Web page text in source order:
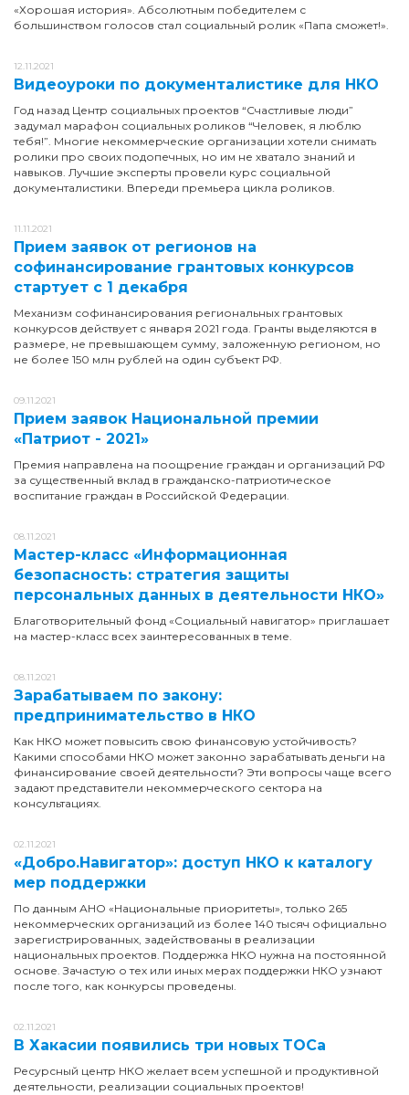
«Хорошая история». Абсолютным победителем с
большинством голосов стал социальный ролик «Папа сможет!».
12.11.2021
Видеоуроки по документалистике для НКО
Год назад Центр социальных проектов “Счастливые люди”
задумал марафон социальных роликов “Человек, я люблю
тебя!”. Многие некоммерческие организации хотели снимать
ролики про своих подопечных, но им не хватало знаний и
навыков. Лучшие эксперты провели курс социальной
документалистики. Впереди премьера цикла роликов.
11.11.2021
Прием заявок от регионов на
софинансирование грантовых конкурсов
стартует с 1 декабря
Механизм софинансирования региональных грантовых
конкурсов действует с января 2021 года. Гранты выделяются в
размере, не превышающем сумму, заложенную регионом, но
не более 150 млн рублей на один субъект РФ.
09.11.2021
Прием заявок Национальной премии
«Патриот - 2021»
Премия направлена на поощрение граждан и организаций РФ
за существенный вклад в гражданско-патриотическое
воспитание граждан в Российской Федерации.
08.11.2021
Мастер-класс «Информационная
безопасность: стратегия защиты
персональных данных в деятельности НКО»
Благотворительный фонд «Социальный навигатор» приглашает
на мастер-класс всех заинтересованных в теме.
08.11.2021
Зарабатываем по закону:
предпринимательство в НКО
Как НКО может повысить свою финансовую устойчивость?
Какими способами НКО может законно зарабатывать деньги на
финансирование своей деятельности? Эти вопросы чаще всего
задают представители некоммерческого сектора на
консультациях.
02.11.2021
«Добро.Навигатор»: доступ НКО к каталогу
мер поддержки
По данным АНО «Национальные приоритеты», только 265
некоммерческих организаций из более 140 тысяч официально
зарегистрированных, задействованы в реализации
национальных проектов. Поддержка НКО нужна на постоянной
основе. Зачастую о тех или иных мерах поддержки НКО узнают
после того, как конкурсы проведены.
02.11.2021
В Хакасии появились три новых ТОСа
Ресурсный центр НКО желает всем успешной и продуктивной
деятельности, реализации социальных проектов!